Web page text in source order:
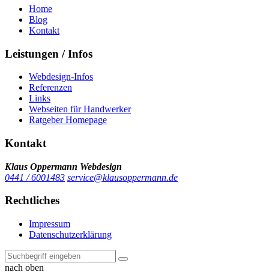
Home
Blog
Kontakt
Leistungen / Infos
Webdesign-Infos
Referenzen
Links
Webseiten für Handwerker
Ratgeber Homepage
Kontakt
Klaus Oppermann Webdesign
0441 / 6001483 service@klausoppermann.de
Rechtliches
Impressum
Datenschutzerklärung
nach oben